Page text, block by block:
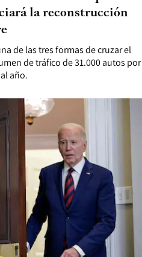
de las tres formas de cruzar el
de tráfico de 31.000 autos por
año.
la reconstrucción